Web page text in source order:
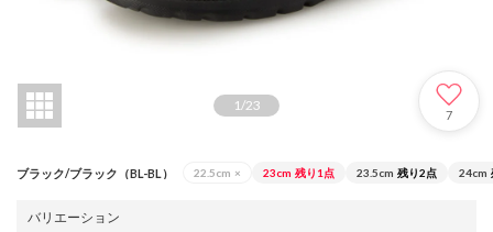
1/23
7
ブラック/ブラック（BL-BL） 22.5cm × 23cm 残り1点 23.5cm 残り2点 24cm
バリエーション